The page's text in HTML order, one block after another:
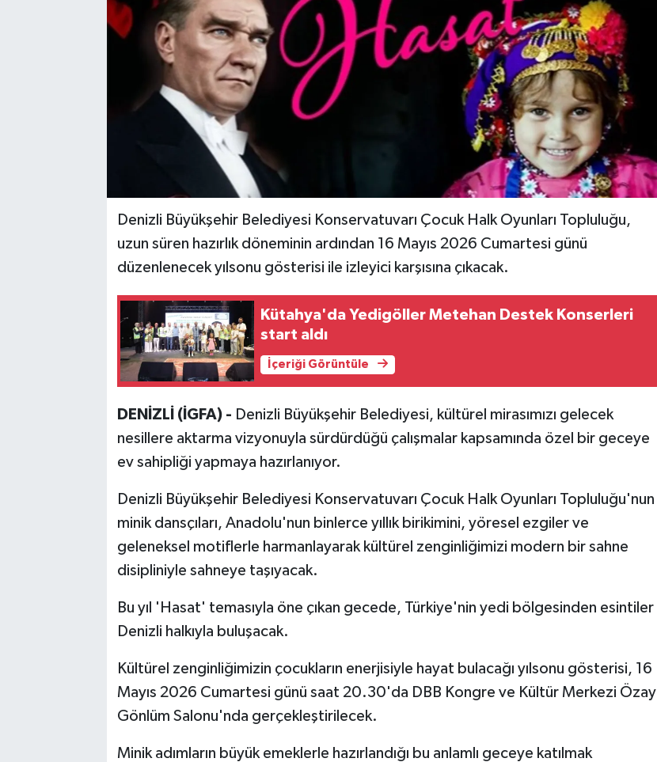
Denizli Büyükşehir Belediyesi Konservatuvarı Çocuk Halk Oyunları Topluluğu,
uzun süren hazırlık döneminin ardından 16 Mayıs 2026 Cumartesi günü
düzenlenecek yılsonu gösterisi ile izleyici karşısına çıkacak.
Kütahya'da Yedigöller Metehan Destek Konserleri
start aldı
İçeriği Görüntüle
DENİZLİ (İGFA) - Denizli Büyükşehir Belediyesi, kültürel mirasımızı gelecek
nesillere aktarma vizyonuyla sürdürdüğü çalışmalar kapsamında özel bir geceye
ev sahipliği yapmaya hazırlanıyor.
Denizli Büyükşehir Belediyesi Konservatuvarı Çocuk Halk Oyunları Topluluğu'nun
minik dansçıları, Anadolu'nun binlerce yıllık birikimini, yöresel ezgiler ve
geleneksel motiflerle harmanlayarak kültürel zenginliğimizi modern bir sahne
disipliniyle sahneye taşıyacak.
Bu yıl 'Hasat' temasıyla öne çıkan gecede, Türkiye'nin yedi bölgesinden esintiler
Denizli halkıyla buluşacak.
Kültürel zenginliğimizin çocukların enerjisiyle hayat bulacağı yılsonu gösterisi, 16
Mayıs 2026 Cumartesi günü saat 20.30'da DBB Kongre ve Kültür Merkezi Özay
Gönlüm Salonu'nda gerçekleştirilecek.
Minik adımların büyük emeklerle hazırlandığı bu anlamlı geceye katılmak